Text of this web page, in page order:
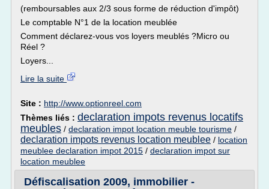
(remboursables aux 2/3 sous forme de réduction d'impôt)
Le comptable N°1 de la location meublée
Comment déclarez-vous vos loyers meublés ?Micro ou
Réel ?
Loyers...
Lire la suite
Site : http://www.optionreel.com
Thèmes liés : declaration impots revenus locatifs
meubles / declaration impot location meuble tourisme /
declaration impots revenus location meublee / location
meublee declaration impot 2015 / declaration impot sur
location meublee
Défiscalisation 2009, immobilier -